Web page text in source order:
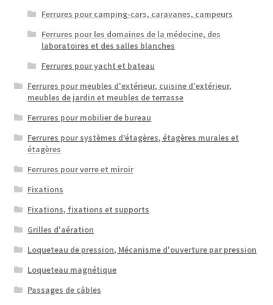
Ferrures pour camping-cars, caravanes, campeurs
Ferrures pour les domaines de la médecine, des
laboratoires et des salles blanches
Ferrures pour yacht et bateau
Ferrures pour meubles d'extérieur, cuisine d'extérieur,
meubles de jardin et meubles de terrasse
Ferrures pour mobilier de bureau
Ferrures pour systèmes d’étagères, étagères murales et
étagères
Ferrures pour verre et miroir
Fixations
Fixations, fixations et supports
Grilles d'aération
Loqueteau de pression, Mécanisme d'ouverture par pression
Loqueteau magnétique
Passages de câbles